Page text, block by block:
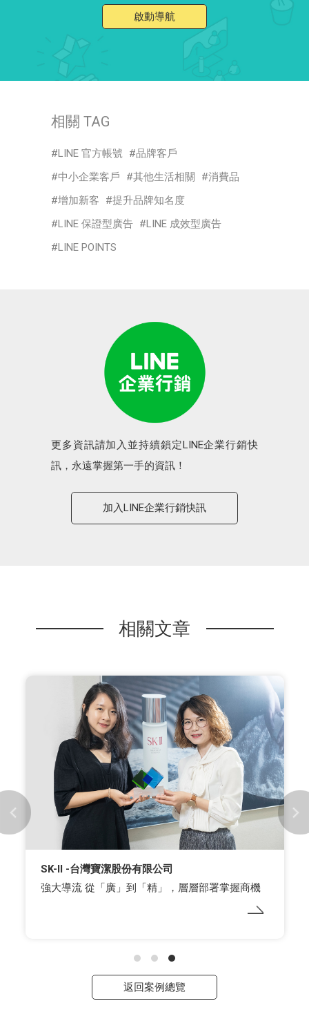
啟動導航
相關 TAG
LINE 官方帳號
品牌客戶
中小企業客戶
其他生活相關
消費品
增加新客
提升品牌知名度
LINE 保證型廣告
LINE 成效型廣告
LINE POINTS
更多資訊請加入並持續鎖定LINE企業行銷快
訊，永遠掌握第一手的資訊！
加入LINE企業行銷快訊
相關文章
SK-II -台灣寶潔股份有限公司
強大導流 從「廣」到「精」，層層部署掌握商機
返回案例總覽